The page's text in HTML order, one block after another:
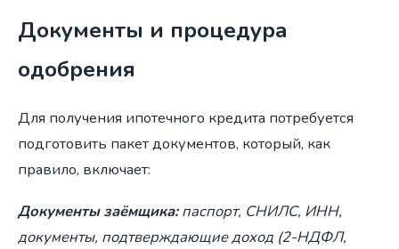
Документы и процедура
одобрения
Для получения ипотечного кредита потребуется
подготовить пакет документов, который, как
правило, включает:
Документы заёмщика:паспорт, СНИЛС, ИНН,
документы, подтверждающие доход (2-НДФЛ,